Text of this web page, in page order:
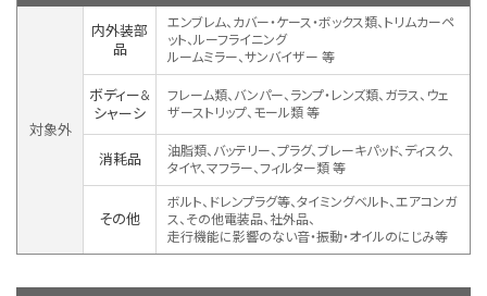
対象外
内外装部
品
エンブレム、カバー・ケース・ボックス類、トリムカーペ
ット、ルーフライニング
ルームミラー、サンバイザー 等
ボディー&
シャーシ
フレーム類、バンパー、ランプ・レンズ類、ガラス、ウェ
ザーストリップ、モール類 等
消耗品
油脂類、バッテリー、プラグ、ブレーキパッド、ディスク、
タイヤ、マフラー、フィルター類 等
その他
ボルト、ドレンプラグ等、タイミングベルト、エアコンガ
ス、その他電装品、社外品、
走行機能に影響のない音・振動・オイルのにじみ等